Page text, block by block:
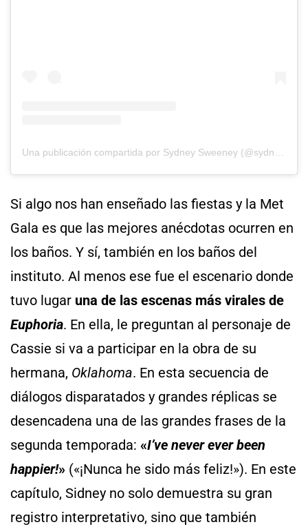
Si algo nos han enseñado las fiestas y la Met
Gala es que las mejores anécdotas ocurren en
los baños. Y sí, también en los baños del
instituto. Al menos ese fue el escenario donde
tuvo lugar una de las escenas más virales de
Euphoria. En ella, le preguntan al personaje de
Cassie si va a participar en la obra de su
hermana, Oklahoma. En esta secuencia de
diálogos disparatados y grandes réplicas se
desencadena una de las grandes frases de la
segunda temporada: «I’ve never ever been
happier!» («¡Nunca he sido más feliz!»). En este
capítulo, Sidney no solo demuestra su gran
registro interpretativo, sino que también